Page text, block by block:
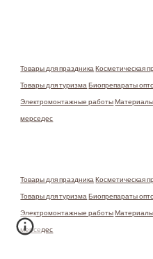
Товары для праздника Косметическая
Товары для туризма Биопрепараты
Электромонтажные работы
мерседес
Товары для праздника Косметическая
Товары для туризма Биопрепараты
Электромонтажные работы
мерседес